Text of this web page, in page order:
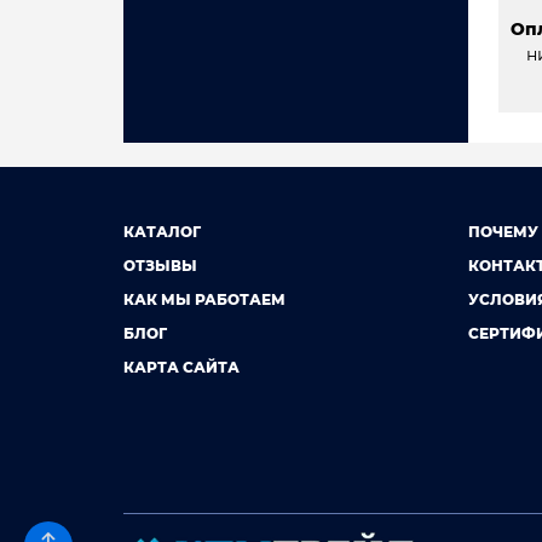
КАТАЛОГ
ОТЗЫВЫ
КАК МЫ РАБОТАЕМ
БЛОГ
КАРТА САЙТА